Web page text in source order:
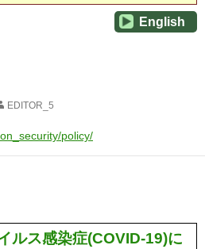
English
EDITOR_5
policy/
ルス感染症(COVID-19)に